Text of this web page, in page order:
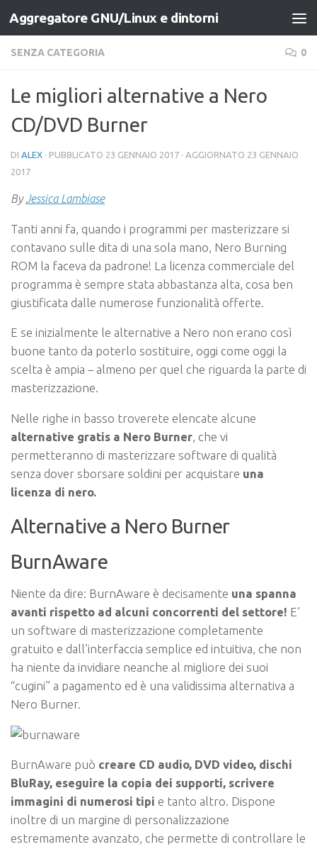
Salta al contenuto
Aggregatore GNU/Linux e dintorni
SENZA CATEGORIA 0
Le migliori alternative a Nero
CD/DVD Burner
DI ALEX · PUBBLICATO 23 GENNAIO 2017 · AGGIORNATO 23 GENNAIO
2017
ByJessica Lambiase
Tanti anni fa, quando i programmi per masterizzare si
contavano sulle dita di una sola mano, Nero Burning
ROM la faceva da padrone! La licenza commerciale del
programma è sempre stata abbastanza alta, cosa ben
giustificata dalle numerose funzionalità offerte.
E se inizialmente le alternative a Nero non erano così
buone tanto da poterlo sostituire, oggi come oggi la
scelta è ampia – almeno per quel che riguarda la parte di
masterizzazione.
Nelle righe in basso troverete elencate alcune
alternative gratis a Nero Burner, che vi
permetteranno di masterizzare software di qualità
senza dover sborsare soldini per acquistare una
licenza di nero.
Alternative a Nero Burner
BurnAware
Niente da dire: BurnAware è decisamente una spanna
avanti rispetto ad alcuni concorrenti del settore! E’
un software di masterizzazione completamente
gratuito e dall’interfaccia semplice ed intuitiva, che non
ha niente da invidiare neanche al migliore dei suoi
“cugini” a pagamento ed è una validissima alternativa a
Nero Burner.
BurnAware può creare CD audio, DVD video, dischi
BluRay, eseguire la copia dei supporti, scrivere
immagini di numerosi tipi e tanto altro. Dispone
inoltre di un margine di personalizzazione
estremamente avanzato, che permette di controllare le